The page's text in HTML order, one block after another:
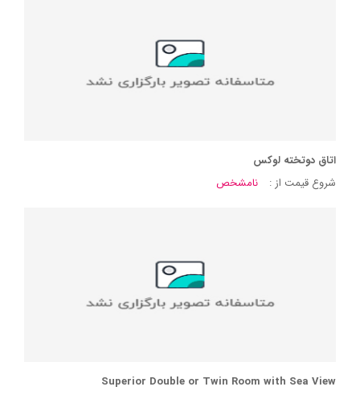
اتاق دوتخته لوکس
شروع قیمت از :
نامشخص
Superior Double or Twin Room with Sea View